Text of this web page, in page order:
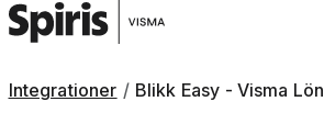
Integrationer Blikk Easy - Visma Lön